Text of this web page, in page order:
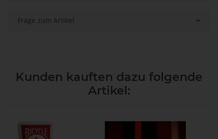
Frage zum Artikel
Kunden kauften dazu folgende
Artikel: